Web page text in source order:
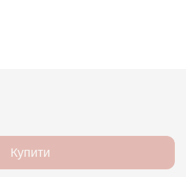
Купити